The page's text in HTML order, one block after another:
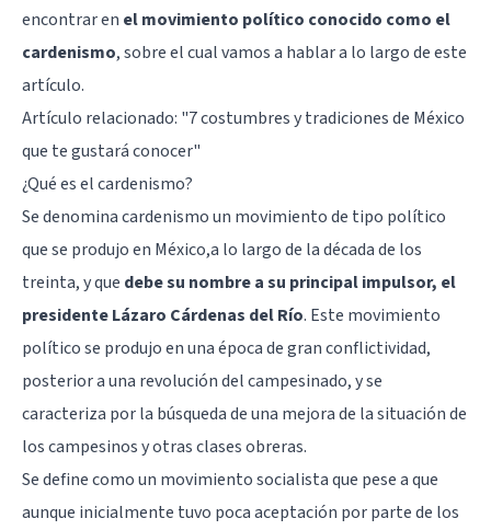
encontrar en el movimiento político conocido como el
cardenismo, sobre el cual vamos a hablar a lo largo de este
artículo.
Artículo relacionado: "7 costumbres y tradiciones de México
que te gustará conocer"
¿Qué es el cardenismo?
Se denomina cardenismo un movimiento de tipo político
que se produjo en México,a lo largo de la década de los
treinta, y que debe su nombre a su principal impulsor, el
presidente Lázaro Cárdenas del Río. Este movimiento
político se produjo en una época de gran conflictividad,
posterior a una revolución del campesinado, y se
caracteriza por la búsqueda de una mejora de la situación de
los campesinos y otras clases obreras.
Se define como un movimiento socialista que pese a que
aunque inicialmente tuvo poca aceptación por parte de los